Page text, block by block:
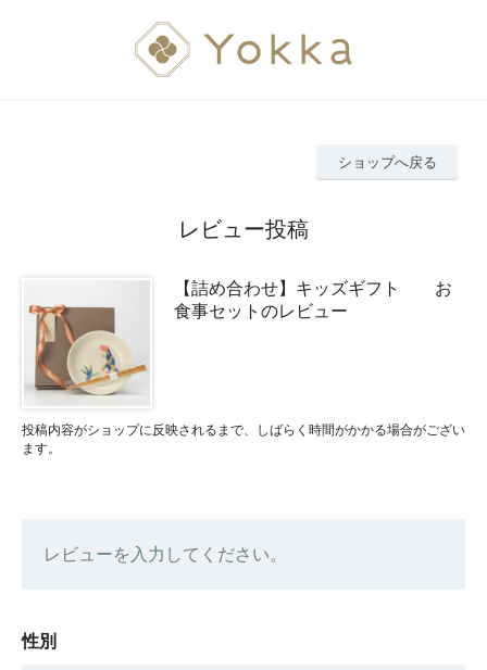
ショップへ戻る
レビュー投稿
【詰め合わせ】キッズギフト お
食事セットのレビュー
投稿内容がショップに反映されるまで、しばらく時間がかかる場合がござい
ます。
レビューを入力してください。
性別